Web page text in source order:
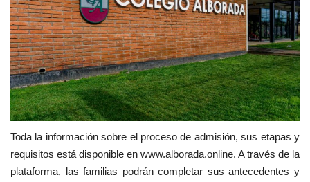
Toda la información sobre el proceso de admisión, sus etapas y
requisitos está disponible en www.alborada.online. A través de la
plataforma, las familias podrán completar sus antecedentes y